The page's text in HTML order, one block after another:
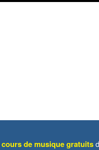
cours de musique gratuits